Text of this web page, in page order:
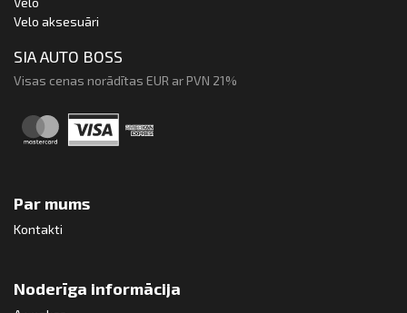
Velo aksesuāri
SIA AUTO BOSS
Visas cenas norādītas EUR ar PVN 21%
Par mums
Kontakti
Noderīga informācija